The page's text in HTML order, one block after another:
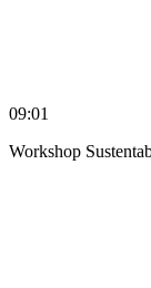
09:01
Workshop